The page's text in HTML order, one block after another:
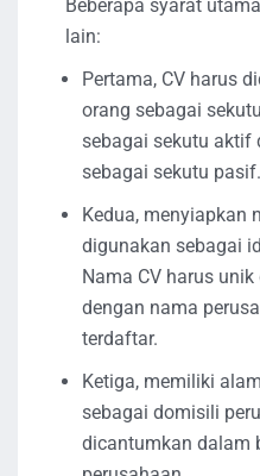
Beberapa syarat
lain:
Pertama, CV harus
orang sebagai
sebagai sekutu aktif
sebagai sekutu pasif.
Kedua, menyiapkan
digunakan sebagai
Nama CV harus
dengan nama
terdaftar.
Ketiga, memiliki
sebagai domisili
dicantumkan dalam